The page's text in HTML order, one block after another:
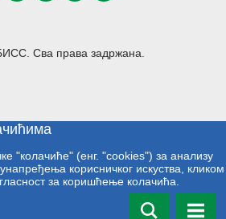
Сва права задржана.
"колачиће" (енг. "cookies") за анализу
корисничког искуства, кликом
за коришћење колачића.